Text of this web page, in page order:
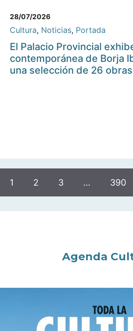
28/07/2026
Cultura, Noticias, Portada
El Palacio Provincial
contemporánea de Borja
una selección de 26 obras
1 2 3 … 390
Agenda